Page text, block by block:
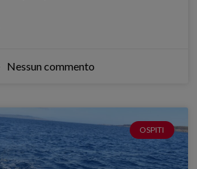
Nessun commento
OSPITI